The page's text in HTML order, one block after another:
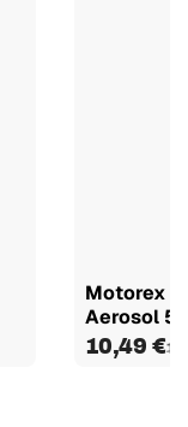
Motorex
Aerosol
10,49 €